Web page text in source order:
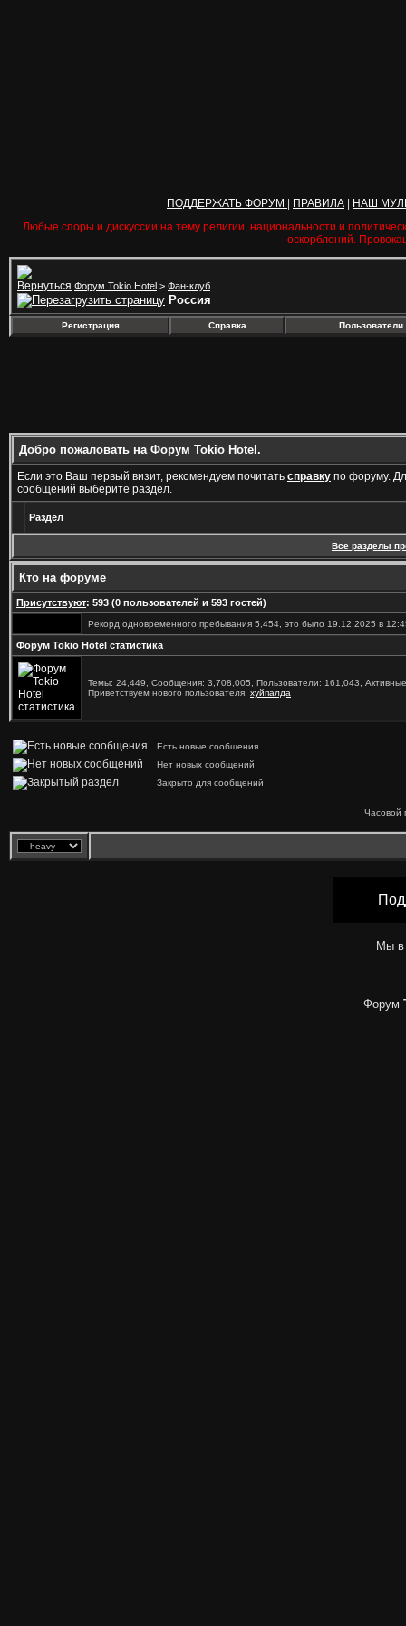
ПОДДЕРЖАТЬ ФОРУМ ПРАВИЛА
НАШ
Любые споры и дискуссии на тему религии, национальности и
оскорблений.
Форум Tokio Hotel > Фан-клуб
Россия
Регистрация Справка Пользователи
Добро пожаловать на Форум Tokio Hotel.
Если это Ваш первый визит, рекомендуем почитать справку по форуму.
сообщений выберите раздел.
Раздел
Все разделы
Кто на форуме
Присутствуют: 593 (0 пользователей и 593 гостей)
Рекорд одновременного пребывания 5,454, это было 19.12.2025 в
Форум Tokio Hotel статистика
Темы: 24,449, Сообщения: 3,708,005, Пользователи: 161,043,
Приветствуем нового пользователя, хуйпалда
Есть новые сообщения
Нет новых сообщений
Закрыто для сообщений
Часовой
Мы в
Форум